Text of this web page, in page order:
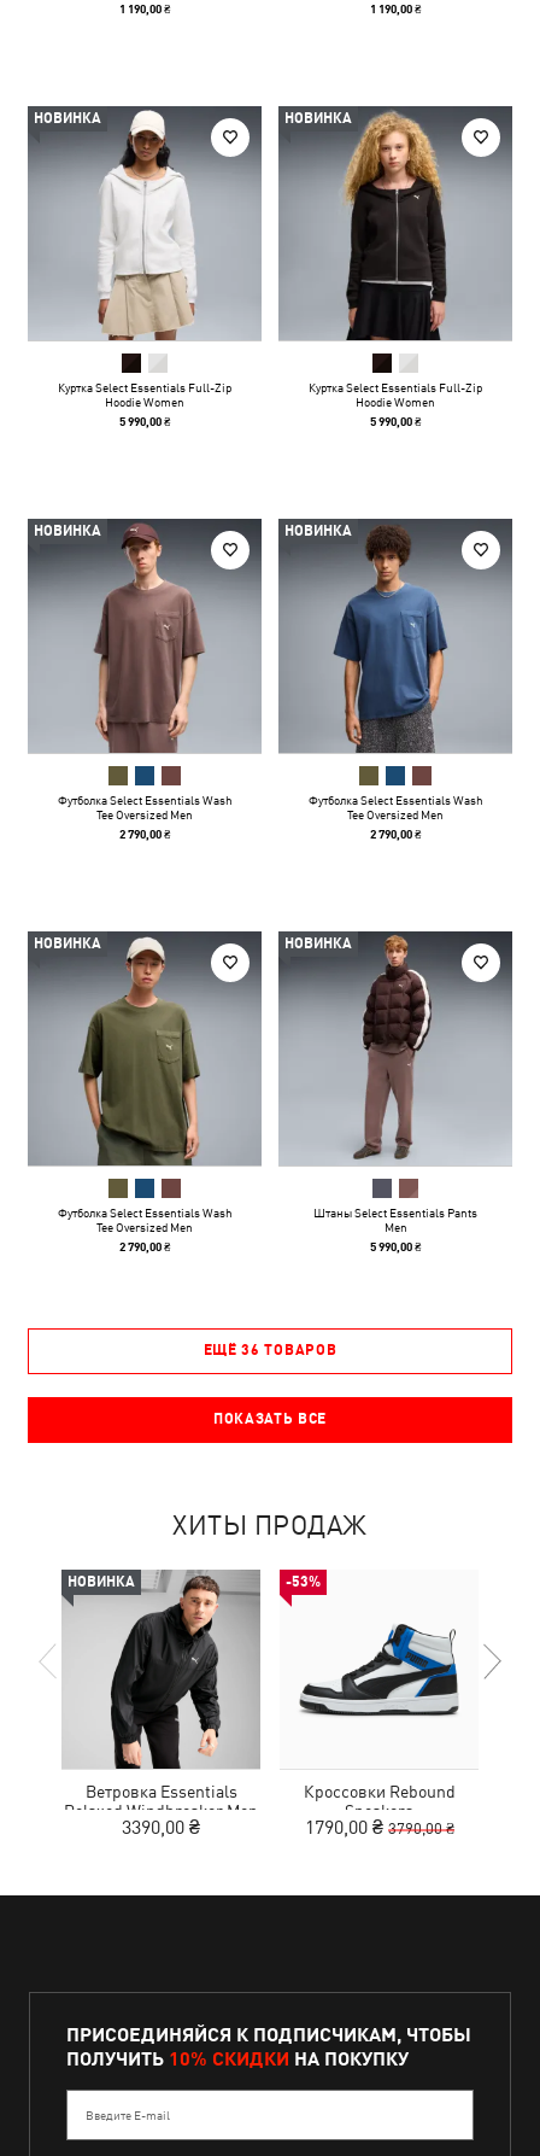
1 190,00 ₴ 1 190,00 ₴
НОВИНКА
Куртка Select Essentials Full-Zip
Hoodie Women
5 990,00 ₴
НОВИНКА
Куртка Select Essentials Full-Zip
Hoodie Women
5 990,00 ₴
НОВИНКА
Футболка Select Essentials Wash
Tee Oversized Men
2 790,00 ₴
НОВИНКА
Футболка Select Essentials Wash
Tee Oversized Men
2 790,00 ₴
НОВИНКА
Футболка Select Essentials Wash
Tee Oversized Men
2 790,00 ₴
НОВИНКА
Штаны Select Essentials Pants
Men
5 990,00 ₴
ЕЩЁ 36 ТОВАРОВ
ПОКАЗАТЬ ВСЕ
ХИТЫ ПРОДАЖ
НОВИНКА
Ветровка Essentials
Relaxed Windbreaker Men
3390,00 ₴
-53%
Кроссовки Rebound
Sneakers
1790,00 ₴ 3790,00 ₴
ПРИСОЕДИНЯЙСЯ К ПОДПИСЧИКАМ, ЧТОБЫ
ПОЛУЧИТЬ 10% СКИДКИ НА ПОКУПКУ
Введите E-mail